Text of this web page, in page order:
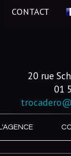
CONTACT
20 rue
01
L'AGENCE